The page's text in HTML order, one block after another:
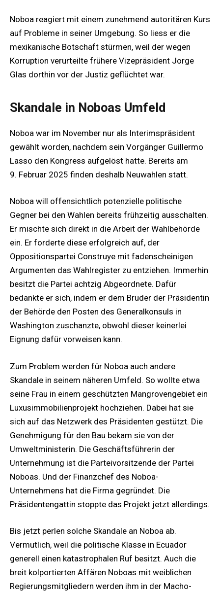
Noboa reagiert mit einem zunehmend autoritären Kurs
auf Probleme in seiner Umgebung. So liess er die
mexikanische Botschaft stürmen, weil der wegen
Korruption verurteilte frühere Vizepräsident Jorge
Glas dorthin vor der Justiz geflüchtet war.
Skandale in Noboas Umfeld
Noboa war im November nur als Interimspräsident
gewählt worden, nachdem sein Vorgänger Guillermo
Lasso den Kongress aufgelöst hatte. Bereits am
9. Februar 2025 finden deshalb Neuwahlen statt.
Noboa will offensichtlich potenzielle politische
Gegner bei den Wahlen bereits frühzeitig ausschalten.
Er mischte sich direkt in die Arbeit der Wahlbehörde
ein. Er forderte diese erfolgreich auf, der
Oppositionspartei Construye mit fadenscheinigen
Argumenten das Wahlregister zu entziehen. Immerhin
besitzt die Partei achtzig Abgeordnete. Dafür
bedankte er sich, indem er dem Bruder der Präsidentin
der Behörde den Posten des Generalkonsuls in
Washington zuschanzte, obwohl dieser keinerlei
Eignung dafür vorweisen kann.
Zum Problem werden für Noboa auch andere
Skandale in seinem näheren Umfeld. So wollte etwa
seine Frau in einem geschützten Mangrovengebiet ein
Luxusimmobilienprojekt hochziehen. Dabei hat sie
sich auf das Netzwerk des Präsidenten gestützt. Die
Genehmigung für den Bau bekam sie von der
Umweltministerin. Die Geschäftsführerin der
Unternehmung ist die Parteivorsitzende der Partei
Noboas. Und der Finanzchef des Noboa-
Unternehmens hat die Firma gegründet. Die
Präsidentengattin stoppte das Projekt jetzt allerdings.
Bis jetzt perlen solche Skandale an Noboa ab.
Vermutlich, weil die politische Klasse in Ecuador
generell einen katastrophalen Ruf besitzt. Auch die
breit kolportierten Affären Noboas mit weiblichen
Regierungsmitgliedern werden ihm in der Macho-